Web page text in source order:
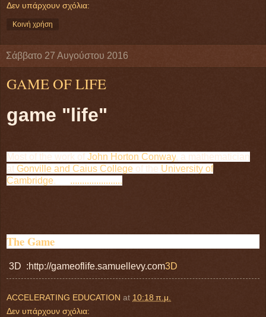
Δεν υπάρχουν σχόλια:
Κοινή χρήση
Σάββατο 27 Αυγούστου 2016
GAME OF LIFE
game "life"
Most of the work of John Horton Conway, a mathematician
at Gonville and Caius College of the University of
Cambridge, ......................
The Game
3D :http://gameoflife.samuellevy.com3D
ACCELERATING EDUCATION at 10:18 π.μ.
Δεν υπάρχουν σχόλια: